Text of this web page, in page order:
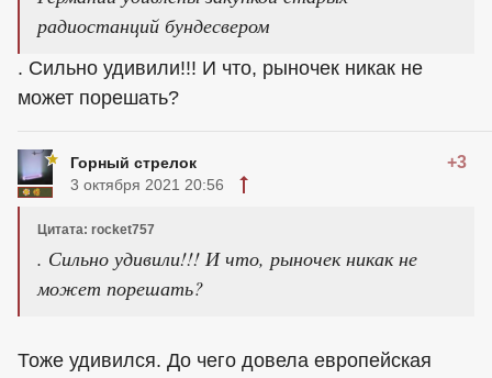
радиостанций бундесвером
. Сильно удивили!!! И что, рыночек никак не
может порешать?
Горный стрелок +3
3 октября 2021 20:56
Цитата: rocket757
. Сильно удивили!!! И что, рыночек никак не
может порешать?
Тоже удивился. До чего довела европейская